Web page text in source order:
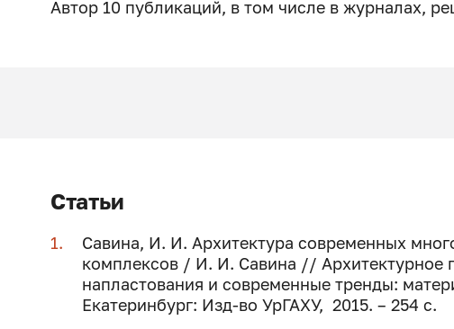
Автор 10 публикаций, в том числе в журналах,
Статьи
Савина, И. И. Архитектура современных
комплексов / И. И. Савина // Архитектурное
напластования и современные тренды:
Екатеринбург: Изд-во УрГАХУ, 2015. – 254 с.